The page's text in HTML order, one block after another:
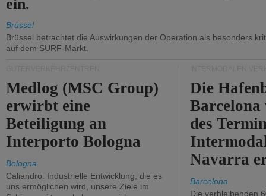
ein.
Brüssel
Brüssel betrachtet die Auswirkungen der Operation als besonders
auf dem SURF-Markt.
Medlog (MSC Group)
erwirbt eine
Beteiligung an
Interporto Bologna
Bologna
Caliandro: Industrielle Entwicklung, die es
uns ermöglichen wird, unsere Ziele im
Die
des
Navarra
Barcelona
Die verbleibenden